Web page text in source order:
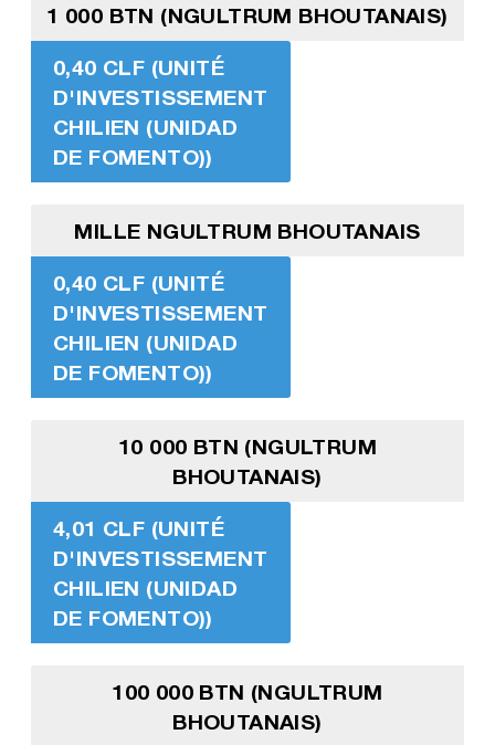
1 000 BTN (NGULTRUM BHOUTANAIS)
0,40 CLF (UNITÉ
D'INVESTISSEMENT
CHILIEN (UNIDAD
DE FOMENTO))
MILLE NGULTRUM BHOUTANAIS
0,40 CLF (UNITÉ
D'INVESTISSEMENT
CHILIEN (UNIDAD
DE FOMENTO))
10 000 BTN (NGULTRUM
BHOUTANAIS)
4,01 CLF (UNITÉ
D'INVESTISSEMENT
CHILIEN (UNIDAD
DE FOMENTO))
100 000 BTN (NGULTRUM
BHOUTANAIS)